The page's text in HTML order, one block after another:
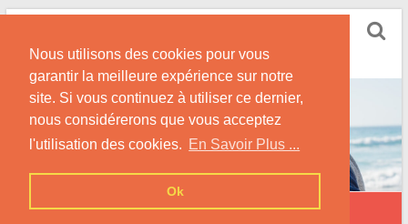
Nous utilisons des cookies pour vous
garantir la meilleure expérience sur notre
site. Si vous continuez à utiliser ce dernier,
nous considérerons que vous acceptez
l'utilisation des cookies. En Savoir Plus ...
Ok
Skip
content
Conseils & Infos pour la Rencontre d'une Senior
Sommesnil